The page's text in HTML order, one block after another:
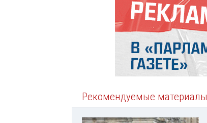
Рекомендуемые материалы